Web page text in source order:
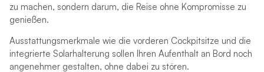
zu machen, sondern darum, die Reise ohne Kompromisse zu
genießen.
Ausstattungsmerkmale wie die vorderen Cockpitsitze und die
integrierte Solarhalterung sollen Ihren Aufenthalt an Bord noch
angenehmer gestalten, ohne dabei zu stören.